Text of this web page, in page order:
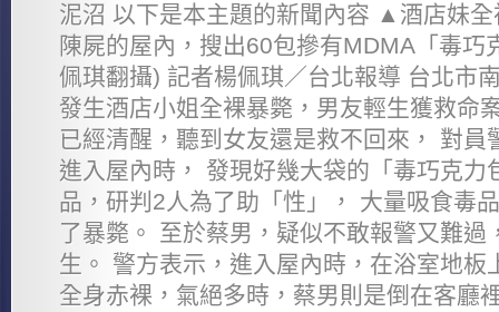
泥沼 以下是本主題的新聞內容 ▲酒店妹
陳屍的屋內，搜出60包摻有MDMA「毒巧
佩琪翻攝) 記者楊佩琪／台北報導 台北市
發生酒店小姐全裸暴斃，男友輕生獲救命
已經清醒，聽到女友還是救不回來， 對員
進入屋內時， 發現好幾大袋的「毒巧克力
品，研判2人為了助「性」， 大量吸食毒
了暴斃。 至於蔡男，疑似不敢報警又難過
生。 警方表示，進入屋內時，在浴室地板
全身赤裸，氣絕多時，蔡男則是倒在客廳